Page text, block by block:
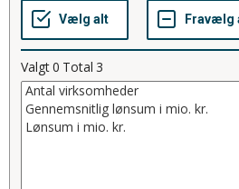
Valgt0 Total 3